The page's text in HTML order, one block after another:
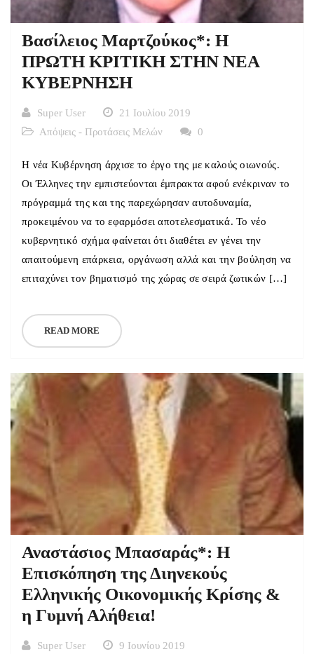
Βασίλειος Μαρτζούκος*: Η
ΠΡΩΤΗ ΚΡΙΤΙΚΗ ΣΤΗΝ ΝΕΑ
ΚΥΒΕΡΝΗΣΗ
Super User
21 Ιουλίου 2019
Απόψεις - Προτάσεις Μελών
0
Η νέα Κυβέρνηση άρχισε το έργο της με καλούς οιωνούς.
Οι Έλληνες την εμπιστεύονται έμπρακτα αφού ενέκριναν το
πρόγραμμά της και της παρεχώρησαν αυτοδυναμία,
προκειμένου να το εφαρμόσει αποτελεσματικά. Το νέο
κυβερνητικό σχήμα φαίνεται ότι διαθέτει εν γένει την
απαιτούμενη επάρκεια, οργάνωση αλλά και την βούληση να
επιταχύνει τον βηματισμό της χώρας σε σειρά ζωτικών […]
READ MORE
Αναστάσιος Μπασαράς*: Η
Επισκόπηση της Διηνεκούς
Ελληνικής Οικονομικής Κρίσης &
η Γυμνή Αλήθεια!
Super User 9 Ιουνίου 2019